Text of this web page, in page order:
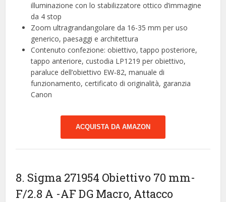
illuminazione con lo stabilizzatore ottico d’immagine
da 4 stop
Zoom ultragrandangolare da 16-35 mm per uso
generico, paesaggi e architettura
Contenuto confezione: obiettivo, tappo posteriore,
tappo anteriore, custodia LP1219 per obiettivo,
paraluce dell’obiettivo EW‐82, manuale di
funzionamento, certificato di originalità, garanzia
Canon
ACQUISTA DA AMAZON
8. Sigma 271954 Obiettivo 70 mm-
F/2.8 A -AF DG Macro, Attacco